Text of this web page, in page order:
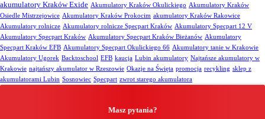
akumulatory Kraków Exide Akumulatory Kraków Okulickiego Akumulatory Kraków
Osiedle Mistrzejowice Akumulatory Kraków Prokocim akumulatory Kraków Rakowice
Akumulatory rolnicze Akumulatory rolnicze Specpart Kraków Akumulatory Specpart 12 V
Akumulatory Specpart Kraków Akumulatory Specpart Kraków Bieżanów Akumulatory
Specpart Kraków EFB Akumulatory Specpart Okulickiego 66 Akumulatory tanie w Krakowie
Akumulatory Ugorek Backtoschool EFB kaucja Lubin akumulatory Najtańsze akumulatory w
Krakowie najtańszy akumulator w Rzeszowie Okazje na Święta promocja recykling sklep z
akumulatorami Lubin Sosnowiec Specpart zwrot starego akumulatora
Masz pytania?